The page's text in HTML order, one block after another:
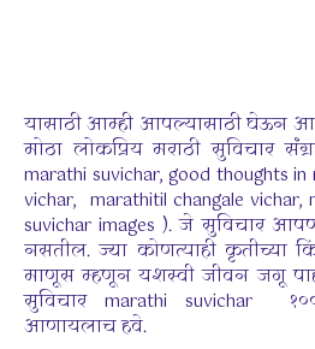
यासाठी आम्ही आपल्यासाठी घेऊन
मोठा लोकप्रिय मराठी सुविचार
marathi suvichar, good thoughts
vichar, marathitil changale
suvichar images ). जे सुविचार
नसतील. ज्या कोणत्याही कृतीच्या
माणूस म्हणून यशस्वी जीवन जगू
सुविचार marathi suvichar
आणायलाच हवे.